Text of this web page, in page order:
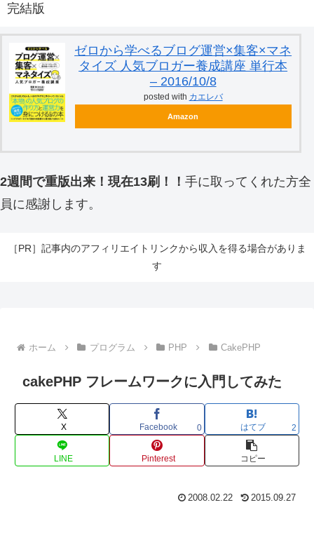
完結版
ゼロから学べるブログ運営×集客×マネ
タイズ 人気ブロガー養成講座 単行本
– 2016/10/8
posted with カエレバ
Amazon
2週間で重版出来！現在13刷！！ 手に取ってくれた方全
員に感謝します。
［PR］記事内のアフィリエイトリンクから収入を得る場合がありま
す
ホーム プログラム PHP CakePHP
cakePHP フレームワークに入門してみた
X Facebook 0 はてブ 2
LINE Pinterest コピー
2008.02.22 2015.09.27